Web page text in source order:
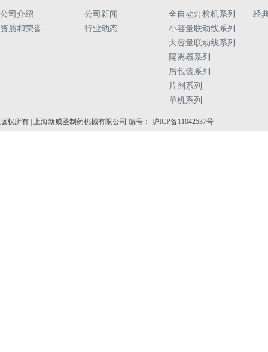
公司介绍
资质和荣誉
公司新闻
行业动态
全自动灯检机系列
小容量联动线系列
大容量联动线系列
隔离器系列
后包装系列
片剂系列
单机系列
经
版权所有 | 上海新威圣制药机械有限公司 编号： 沪ICP备11042537号